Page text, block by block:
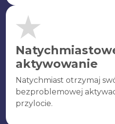
aktywowanie
Natychmiast otrzymaj
bezproblemowej
przylocie.